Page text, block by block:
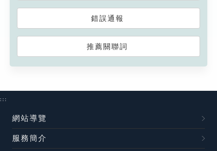
錯誤通報
推薦關聯詞
:::
網站導覽
服務簡介